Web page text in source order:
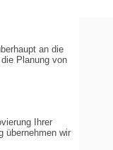
an die
Planung von
Ihrer
übernehmen wir